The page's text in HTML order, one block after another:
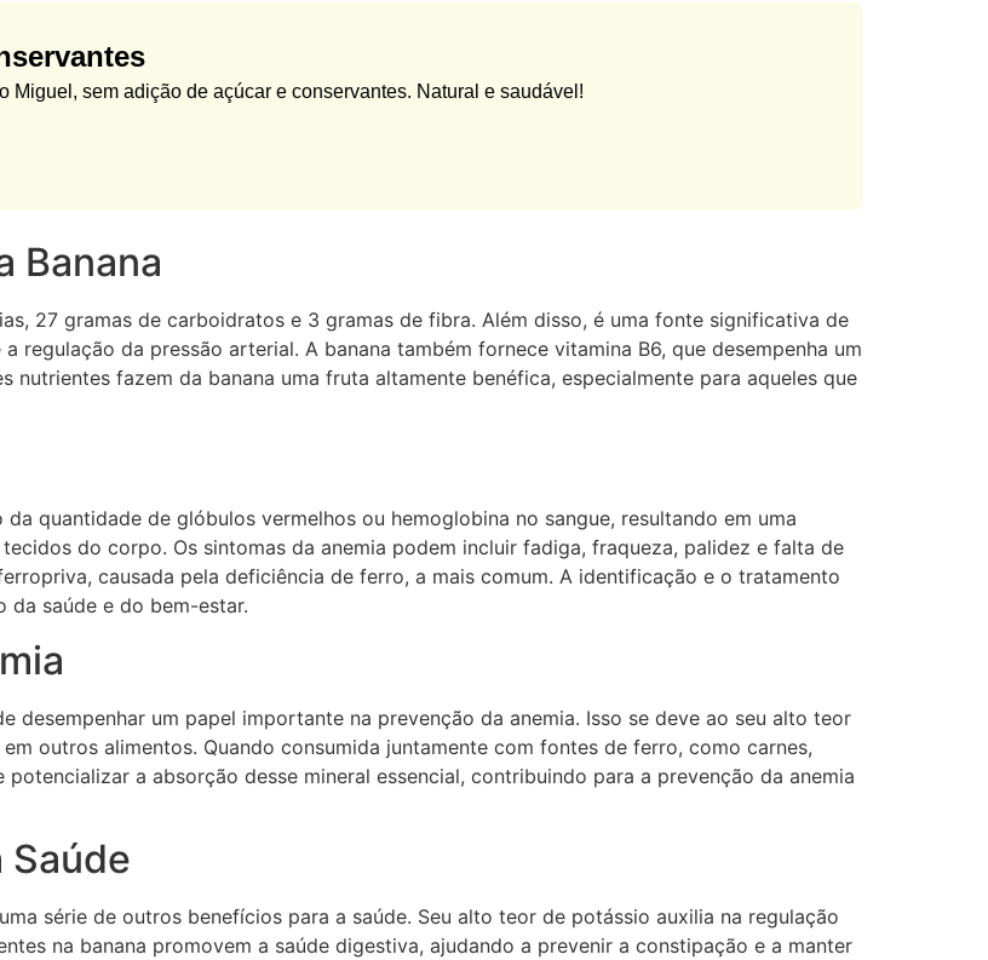
sem adição de açúcar e conservantes. Natural e saudável!
Banana
27 gramas de carboidratos e 3 gramas de fibra. Além disso, é uma fonte significativa de
regulação da pressão arterial. A banana também fornece vitamina B6, que desempenha um
nutrientes fazem da banana uma fruta altamente benéfica, especialmente para aqueles que
quantidade de glóbulos vermelhos ou hemoglobina no sangue, resultando em uma
do corpo. Os sintomas da anemia podem incluir fadiga, fraqueza, palidez e falta de
causada pela deficiência de ferro, a mais comum. A identificação e o tratamento
da saúde e do bem-estar.
desempenhar um papel importante na prevenção da anemia. Isso se deve ao seu alto teor
outros alimentos. Quando consumida juntamente com fontes de ferro, como carnes,
a absorção desse mineral essencial, contribuindo para a prevenção da anemia
Saúde
série de outros benefícios para a saúde. Seu alto teor de potássio auxilia na regulação
na banana promovem a saúde digestiva, ajudando a prevenir a constipação e a manter